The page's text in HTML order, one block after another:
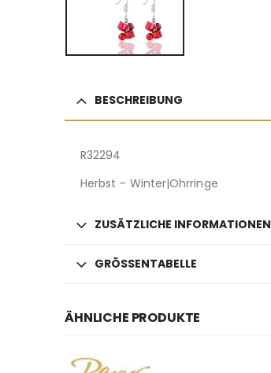
BESCHREIBUNG
R32294
Herbst – Winter|Ohrringe
ZUSÄTZLICHE INFORMATIONEN
GRÖSSENTABELLE
ÄHNLICHE PRODUKTE